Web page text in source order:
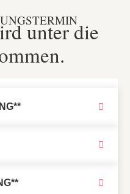
unter die